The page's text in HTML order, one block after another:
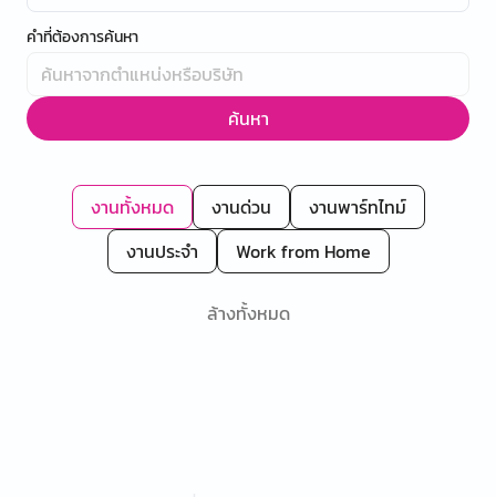
คำที่ต้องการค้นหา
ค้นหา
งานทั้งหมด งานด่วน
งานพาร์ทไทม์
งานประจำ
Work from Home
ล้างทั้งหมด